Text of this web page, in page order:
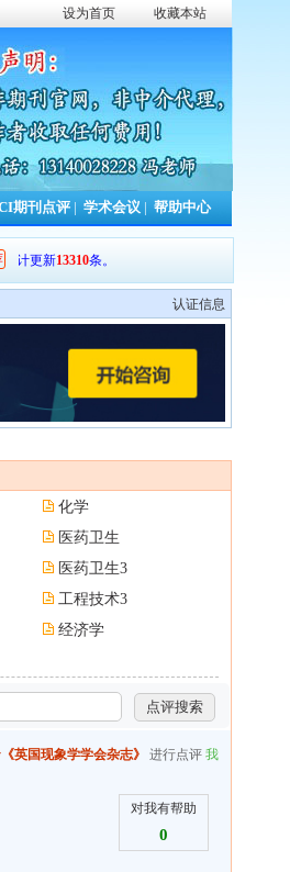
设为首页 收藏本站
期刊点评 学术会议 帮助中心
新13310条。
认证信息
化学
医药卫生
医药卫生3
工程技术3
经济学
英国现象学学会杂志》 进行点评 我
对我有帮助
0